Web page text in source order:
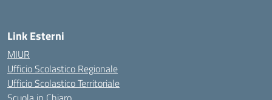
Link Esterni
MIUR
Ufficio Scolastico Regionale
Ufficio Scolastico Territoriale